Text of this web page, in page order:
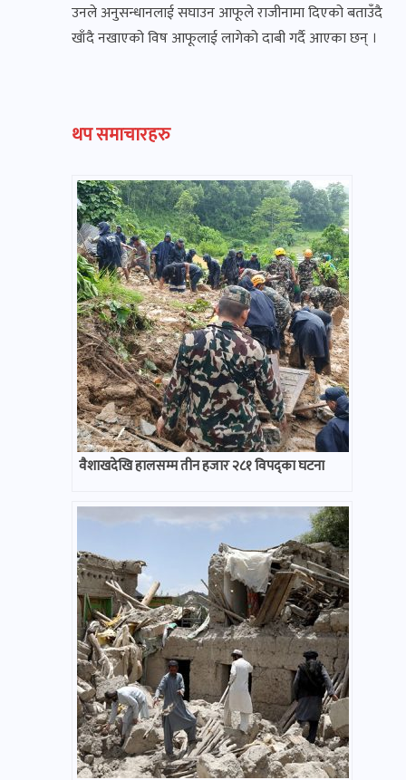
उनले अनुसन्धानलाई सघाउन आफूले राजीनामा दिएको बताउँदै
खाँदै नखाएको विष आफूलाई लागेको दाबी गर्दै आएका छन् ।
थप समाचारहरु
वैशाखदेखि हालसम्म तीन हजार २८१ विपद्का घटना